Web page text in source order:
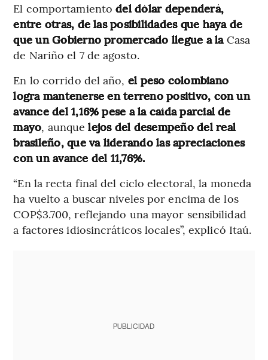
El comportamientodel dólar dependerá,
entre otras, de las posibilidades que haya de
que un Gobierno promercado llegue a laCasa
de Nariño el 7 de agosto.
En lo corrido del año, el peso colombiano
logra mantenerse en terreno positivo, con un
avance del 1,16% pese a la caída parcial de
mayo, aunquelejos del desempeño del real
brasileño, que va liderando las apreciaciones
con un avance del 11,76%.
“En la recta final del ciclo electoral, la moneda
ha vuelto a buscar niveles por encima de los
COP$3.700, reflejando una mayor sensibilidad
a factores idiosincráticos locales”, explicó Itaú.
PUBLICIDAD